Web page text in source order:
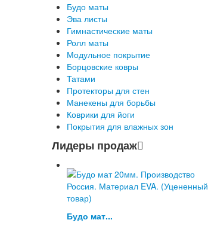
Будо маты
Эва листы
Гимнастические маты
Ролл маты
Модульное покрытие
Борцовские ковры
Татами
Протекторы для стен
Манекены для борьбы
Коврики для йоги
Покрытия для влажных зон
Лидеры продаж
Будо мат...